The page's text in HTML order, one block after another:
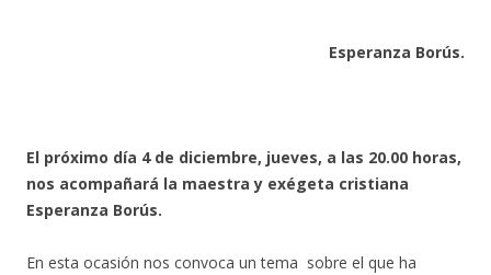
Esperanza Borús.
El próximo día 4 de diciembre, jueves, a las 20.00 horas,
nos acompañará la maestra y exégeta cristiana
Esperanza Borús.
En esta ocasión nos convoca un tema sobre el que ha